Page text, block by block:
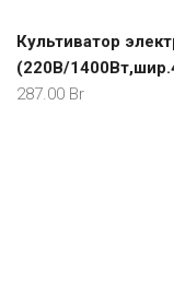
Культиватор
(220В/
287.00 Br